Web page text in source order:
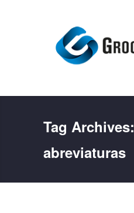
Tag Archives:
abreviaturas